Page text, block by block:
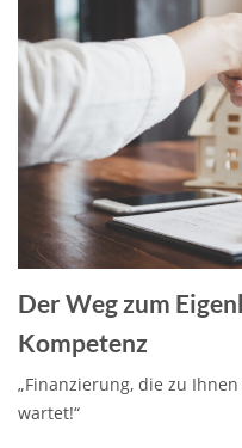
Der Weg zum
Kompetenz
„Finanzierung, die zu
wartet!“